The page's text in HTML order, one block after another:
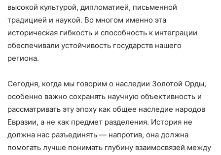
высокой культурой, дипломатией, письменной
традицией и наукой. Во многом именно эта
историческая гибкость и способность к интеграции
обеспечивали устойчивость государств нашего
региона.
Сегодня, когда мы говорим о наследии Золотой Орды,
особенно важно сохранять научную объективность и
рассматривать эту эпоху как общее наследие народов
Евразии, а не как предмет разделения. История не
должна нас разъединять — напротив, она должна
помогать лучше понимать глубину взаимосвязей между